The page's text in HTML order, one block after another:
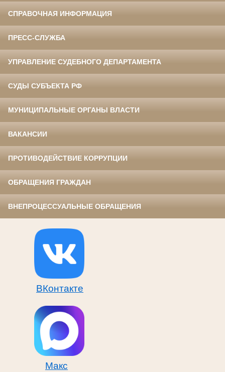
СПРАВОЧНАЯ ИНФОРМАЦИЯ
ПРЕСС-СЛУЖБА
УПРАВЛЕНИЕ СУДЕБНОГО ДЕПАРТАМЕНТА
СУДЫ СУБЪЕКТА РФ
МУНИЦИПАЛЬНЫЕ ОРГАНЫ ВЛАСТИ
ВАКАНСИИ
ПРОТИВОДЕЙСТВИЕ КОРРУПЦИИ
ОБРАЩЕНИЯ ГРАЖДАН
ВНЕПРОЦЕССУАЛЬНЫЕ ОБРАЩЕНИЯ
ВКонтакте
Макс